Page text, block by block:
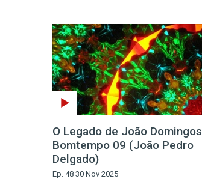
O Legado de João Domingos
Bomtempo 09 (João Pedro
Delgado)
Ep. 48 30 Nov 2025